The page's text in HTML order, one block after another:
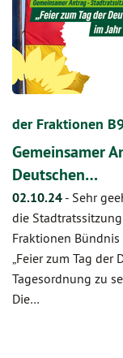
der Fraktionen
Gemeinsamer
Deutschen…
02.10.24 - Sehr
die
Fraktionen Bündnis
„Feier zum Tag der
Tagesordnung zu
Die…